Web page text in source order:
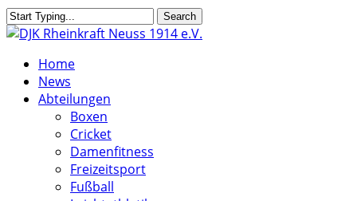
Skip
to
content
Search
Close
search
MenuHome
News
Abteilungen
Boxen
Cricket
Damenfitness
Freizeitsport
Fußball